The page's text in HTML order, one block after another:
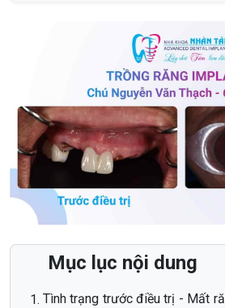
Mục lục nội dung
Tình trạng trước điều trị - Mất